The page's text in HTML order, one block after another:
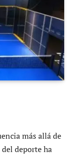
más allá de
deporte ha